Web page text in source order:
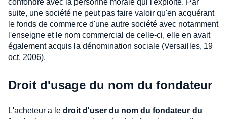
confondre avec la personne morale qui l'exploite. Par
suite, une société ne peut pas faire valoir qu'en acquérant
le fonds de commerce d'une autre société avec notamment
l'enseigne et le nom commercial de celle-ci, elle en avait
également acquis la dénomination sociale (Versailles, 19
oct. 2006).
Droit d'usage du nom du fondateur
L'acheteur a le droit d'user du nom du fondateur du